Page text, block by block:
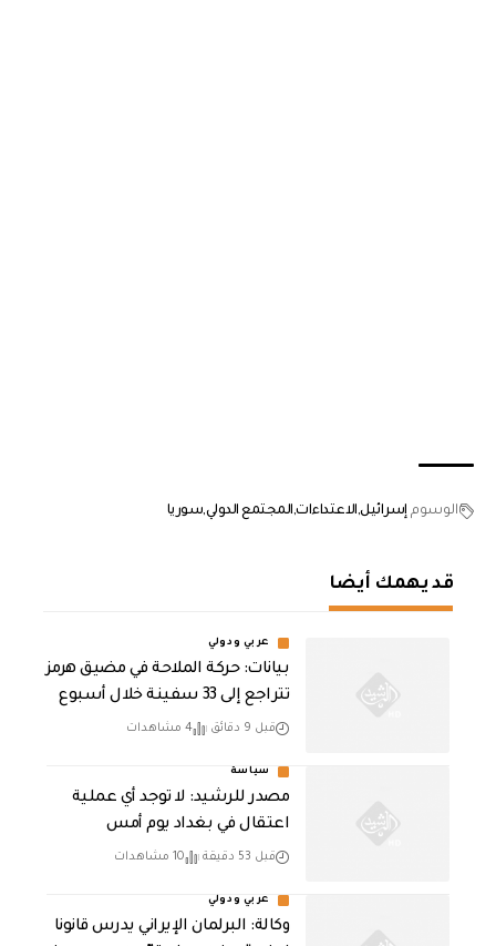
الوسوم إسرائيل الاعتداءات المجتمع الدوليسوريا
قد يهمك أيضا
عربي ودولي
بيانات: حركة الملاحة في مضيق هرمز
تتراجع إلى 33 سفينة خلال أسبوع
قبل 9 دقائق 4 مشاهدات
سياسة
مصدر للرشيد: لا توجد أي عملية
اعتقال في بغداد يوم أمس
قبل 53 دقيقة 10 مشاهدات
عربي ودولي
وكالة: البرلمان الإيراني يدرس قانونا